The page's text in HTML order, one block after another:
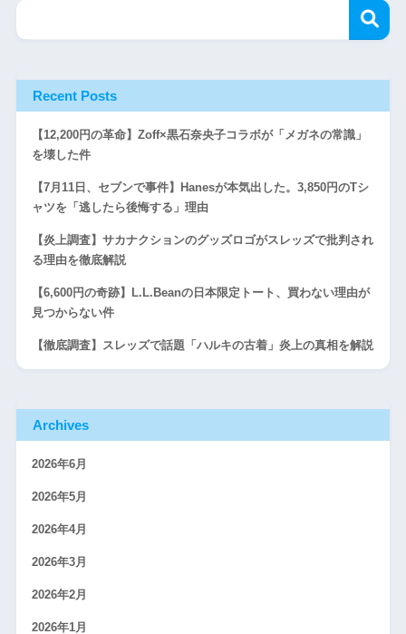
Recent Posts
【12,200円の革命】Zoff×黒石奈央子コラボが「メガネの常識」
を壊した件
【7月11日、セブンで事件】Hanesが本気出した。3,850円のTシ
ャツを「逃したら後悔する」理由
【炎上調査】サカナクションのグッズロゴがスレッズで批判され
る理由を徹底解説
【6,600円の奇跡】L.L.Beanの日本限定トート、買わない理由が
見つからない件
【徹底調査】スレッズで話題「ハルキの古着」炎上の真相を解説
Archives
2026年6月
2026年5月
2026年4月
2026年3月
2026年2月
2026年1月